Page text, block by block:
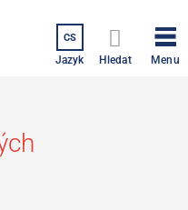
CS
Jazyk Hledat Menu